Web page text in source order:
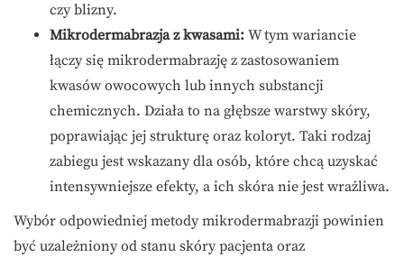
czy blizny.
Mikrodermabrazja z kwasami: W tym wariancie
łączy się mikrodermabrazję z zastosowaniem
kwasów owocowych lub innych substancji
chemicznych. Działa to na głębsze warstwy skóry,
poprawiając jej strukturę oraz koloryt. Taki rodzaj
zabiegu jest wskazany dla osób, które chcą uzyskać
intensywniejsze efekty, a ich skóra nie jest wrażliwa.
Wybór odpowiedniej metody mikrodermabrazji powinien
być uzależniony od stanu skóry pacjenta oraz